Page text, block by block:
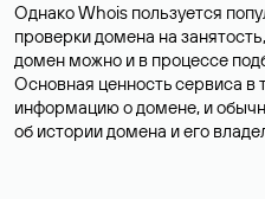
Однако Whois пользуется
проверки домена на
домен можно и в процессе
Основная ценность сервиса в
информацию о домене, и
об истории домена и его